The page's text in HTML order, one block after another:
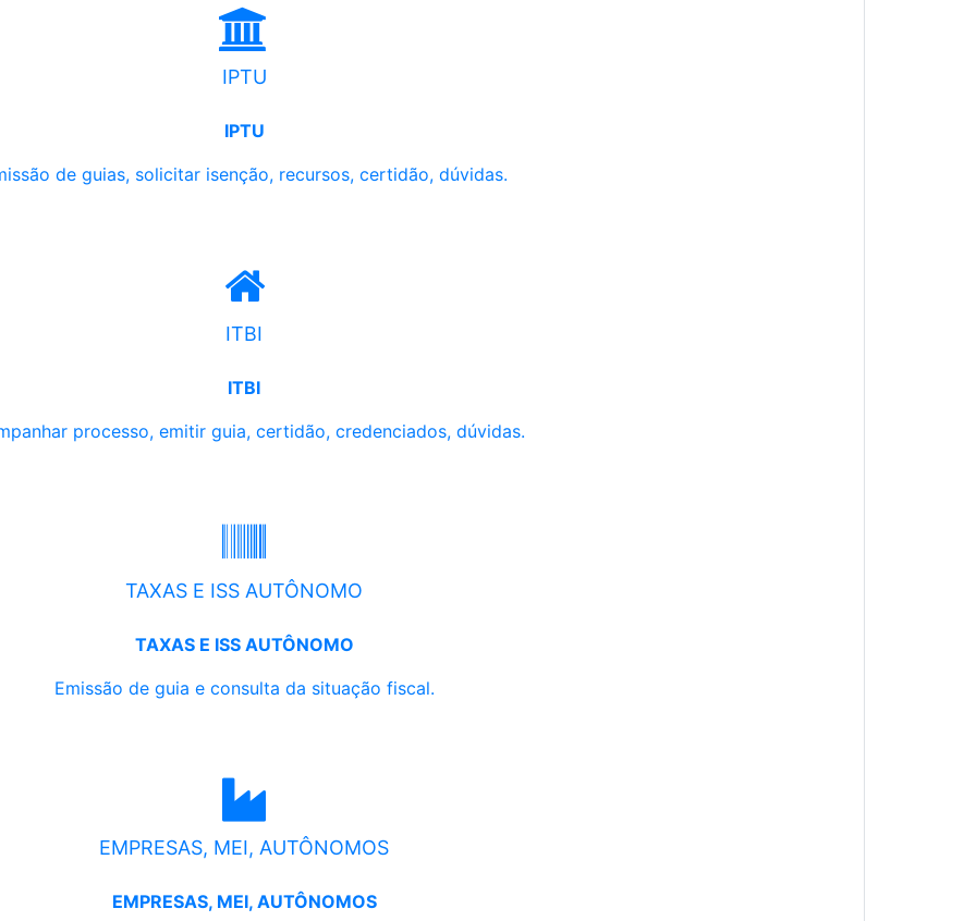
IPTU
IPTU
de guias, solicitar isenção, recursos, certidão, dúvidas.
ITBI
ITBI
processo, emitir guia, certidão, credenciados, dúvidas.
TAXAS E ISS AUTÔNOMO
TAXAS E ISS AUTÔNOMO
Emissão de guia e consulta da situação fiscal.
EMPRESAS, MEI, AUTÔNOMOS
EMPRESAS, MEI, AUTÔNOMOS